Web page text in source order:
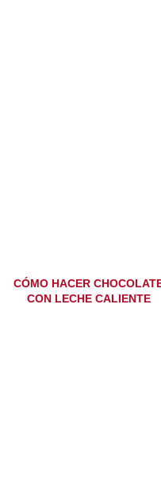
CÓMO HACER
CON LECHE CALIENTE